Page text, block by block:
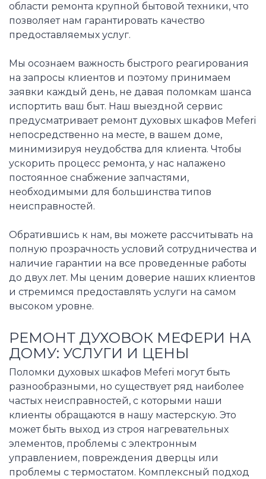
области ремонта крупной бытовой техники, что
позволяет нам гарантировать качество
предоставляемых услуг.
Мы осознаем важность быстрого реагирования
на запросы клиентов и поэтому принимаем
заявки каждый день, не давая поломкам шанса
испортить ваш быт. Наш выездной сервис
предусматривает ремонт духовых шкафов Meferi
непосредственно на месте, в вашем доме,
минимизируя неудобства для клиента. Чтобы
ускорить процесс ремонта, у нас налажено
постоянное снабжение запчастями,
необходимыми для большинства типов
неисправностей.
Обратившись к нам, вы можете рассчитывать на
полную прозрачность условий сотрудничества и
наличие гарантии на все проведенные работы
до двух лет. Мы ценим доверие наших клиентов
и стремимся предоставлять услуги на самом
высоком уровне.
РЕМОНТ ДУХОВОК МЕФЕРИ НА
ДОМУ: УСЛУГИ И ЦЕНЫ
Поломки духовых шкафов Meferi могут быть
разнообразными, но существует ряд наиболее
частых неисправностей, с которыми наши
клиенты обращаются в нашу мастерскую. Это
может быть выход из строя нагревательных
элементов, проблемы с электронным
управлением, повреждения дверцы или
проблемы с термостатом. Комплексный подход